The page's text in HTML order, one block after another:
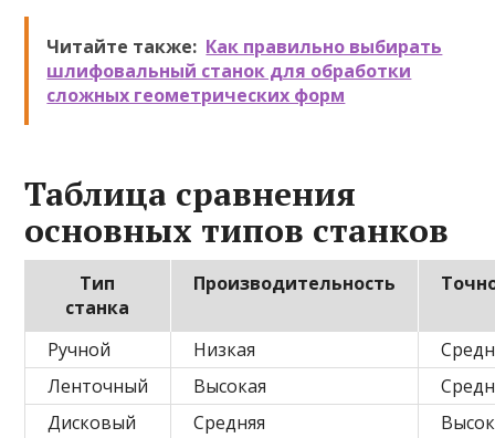
Читайте также: Как правильно выбирать
шлифовальный станок для обработки
сложных геометрических форм
Таблица сравнения
основных типов станков
Тип
станка
Производительность
Ручной Низкая
Ленточный
Высокая
Дисковый
Средняя